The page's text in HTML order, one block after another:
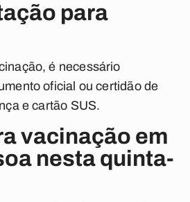
para
é necessário
oficial ou certidão de
e cartão SUS.
vacinação em
nesta quinta-